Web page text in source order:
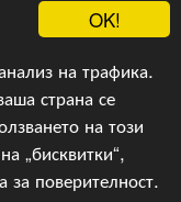
OK!
на трафика.
страна се
на този
„бисквитки“,
за поверителност.
, Уеб Дизайн и